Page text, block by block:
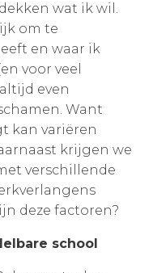
wat ik wil.
om te
en waar ik
voor veel
even
Want
kan variëren
krijgen we
verschillende
deze factoren?
school